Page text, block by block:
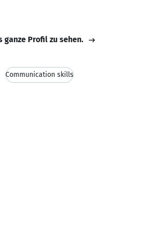
ganze Profil zu sehen.
Communication skills